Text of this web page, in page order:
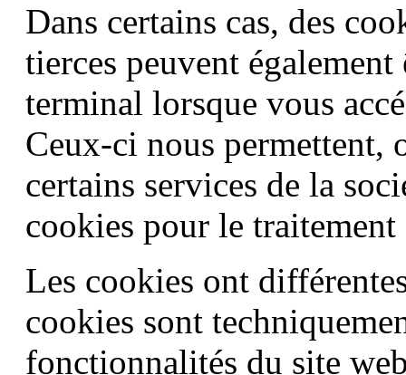
Dans certains cas, des
tierces peuvent
terminal lorsque vous
Ceux-ci nous permettent,
certains services de la
cookies pour le traitement
Les cookies ont
cookies sont
fonctionnalités du site